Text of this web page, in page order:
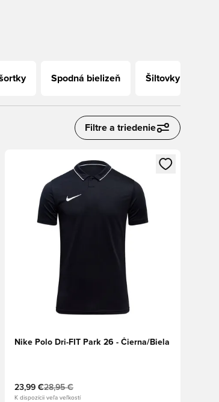
Spodná bielizeň Šiltovky
Filtre a triedenie
ako člen
Otvorí modál na prihlásenie alebo registráciu ako
Nike Polo Dri-FIT Park 26 - Čierna/Biela
23,99 €28,95 €
K dispozícii veľa veľkostí